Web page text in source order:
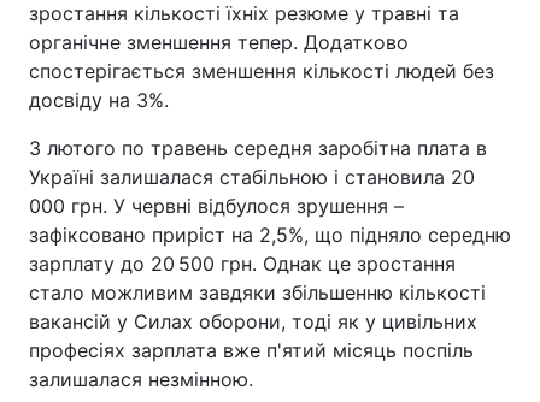
зростання кількості їхніх резюме у травні та
органічне зменшення тепер. Додатково
спостерігається зменшення кількості людей без
досвіду на 3%.
З лютого по травень середня заробітна плата в
Україні залишалася стабільною і становила 20
000 грн. У червні відбулося зрушення –
зафіксовано приріст на 2,5%, що підняло середню
зарплату до 20 500 грн. Однак це зростання
стало можливим завдяки збільшенню кількості
вакансій у Силах оборони, тоді як у цивільних
професіях зарплата вже п'ятий місяць поспіль
залишалася незмінною.